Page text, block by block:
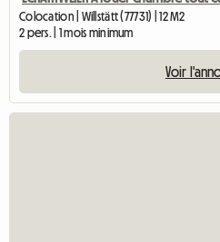
Colocation | Willstätt (77731) | 12 M2
2 pers. | 1 mois minimum
Voir